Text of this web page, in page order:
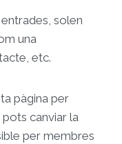
solen
una
etc.
pàgina per
canviar la
per membres